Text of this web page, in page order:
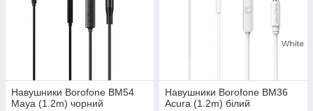
Навушники Borofone BM54
Maya (1.2m) чорний
Навушники Borofone BM36
Acura (1.2m) білий